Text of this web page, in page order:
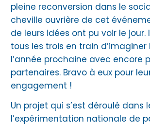
pleine reconversion dans le
cheville ouvrière de cet
de leurs idées ont pu voir le jour.
tous les trois en train d’imaginer
l’année prochaine avec encore
partenaires. Bravo à eux pour
engagement !
Un projet qui s’est déroulé dans
l’expérimentation nationale de